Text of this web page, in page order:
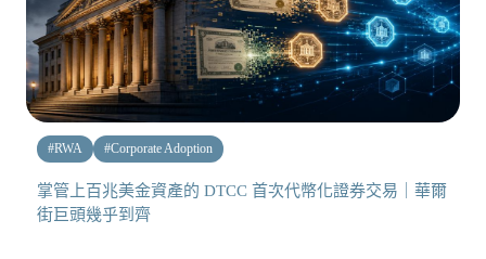
#RWA #Corporate Adoption
掌管上百兆美金資產的 DTCC 首次代幣化證券交易｜華爾
街巨頭幾乎到齊